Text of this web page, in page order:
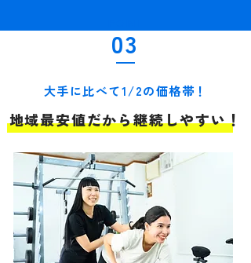
03
大手に比べて1/2の価格帯！
地域最安値だから継続しやすい！